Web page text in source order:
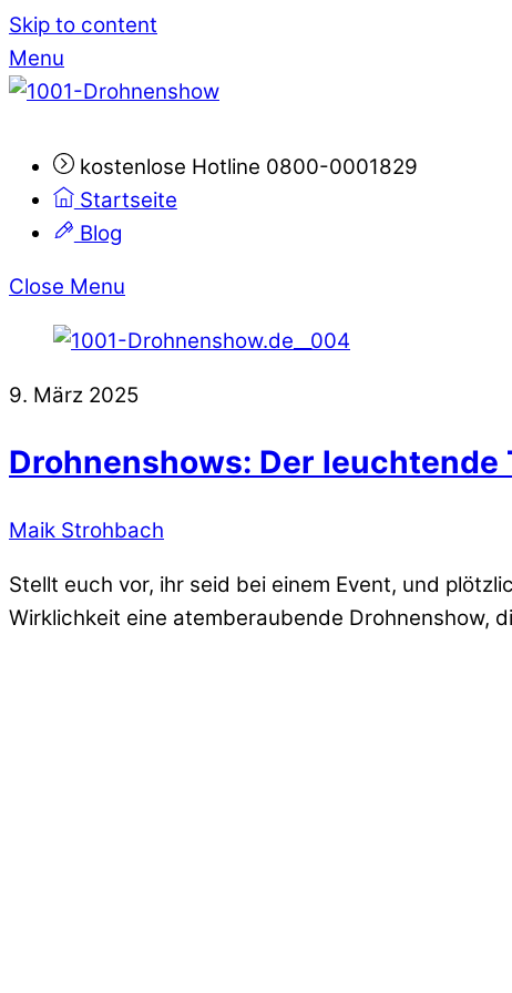
Skip to content
Menu
kostenlose Hotline 0800-0001829
Startseite
Blog
Close Menu
9. März 2025
Drohnenshows: Der
Maik Strohbach
Stellt euch vor, ihr seid bei einem Event, und
Wirklichkeit eine atemberaubende Drohnenshow,